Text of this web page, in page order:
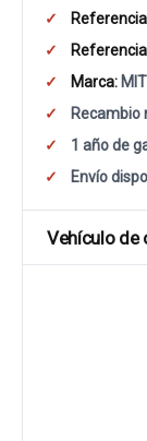
Marca:
Recambio
1 año de
Envío
Vehículo de